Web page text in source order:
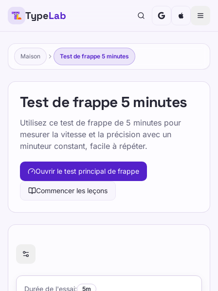
TypeLab
Maison Test de frappe 5 minutes
Test de frappe 5 minutes
Utilisez ce test de frappe de 5 minutes pour
mesurer la vitesse et la précision avec un
minuteur constant, facile à répéter.
Ouvrir le test principal de frappe
Commencer les leçons
Prêt à tester vos compétences en dactylographie ?
Durée de l'essai: 5m